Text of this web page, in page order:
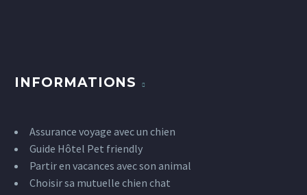
INFORMATIONS
Assurance voyage avec un chien
Guide Hôtel Pet friendly
Partir en vacances avec son animal
Choisir sa mutuelle chien chat